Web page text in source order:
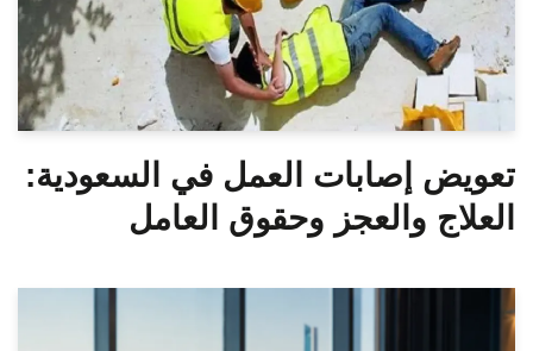
تعويض إصابات العمل في السعودية:
العلاج والعجز وحقوق العامل